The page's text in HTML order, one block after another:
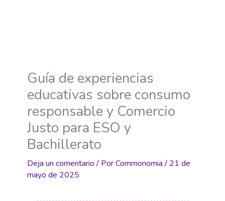
Guía de experiencias
educativas sobre consumo
responsable y Comercio
Justo para ESO y
Bachillerato
Deja un comentario / PorCommonomia/ 21 de
mayo de 2025